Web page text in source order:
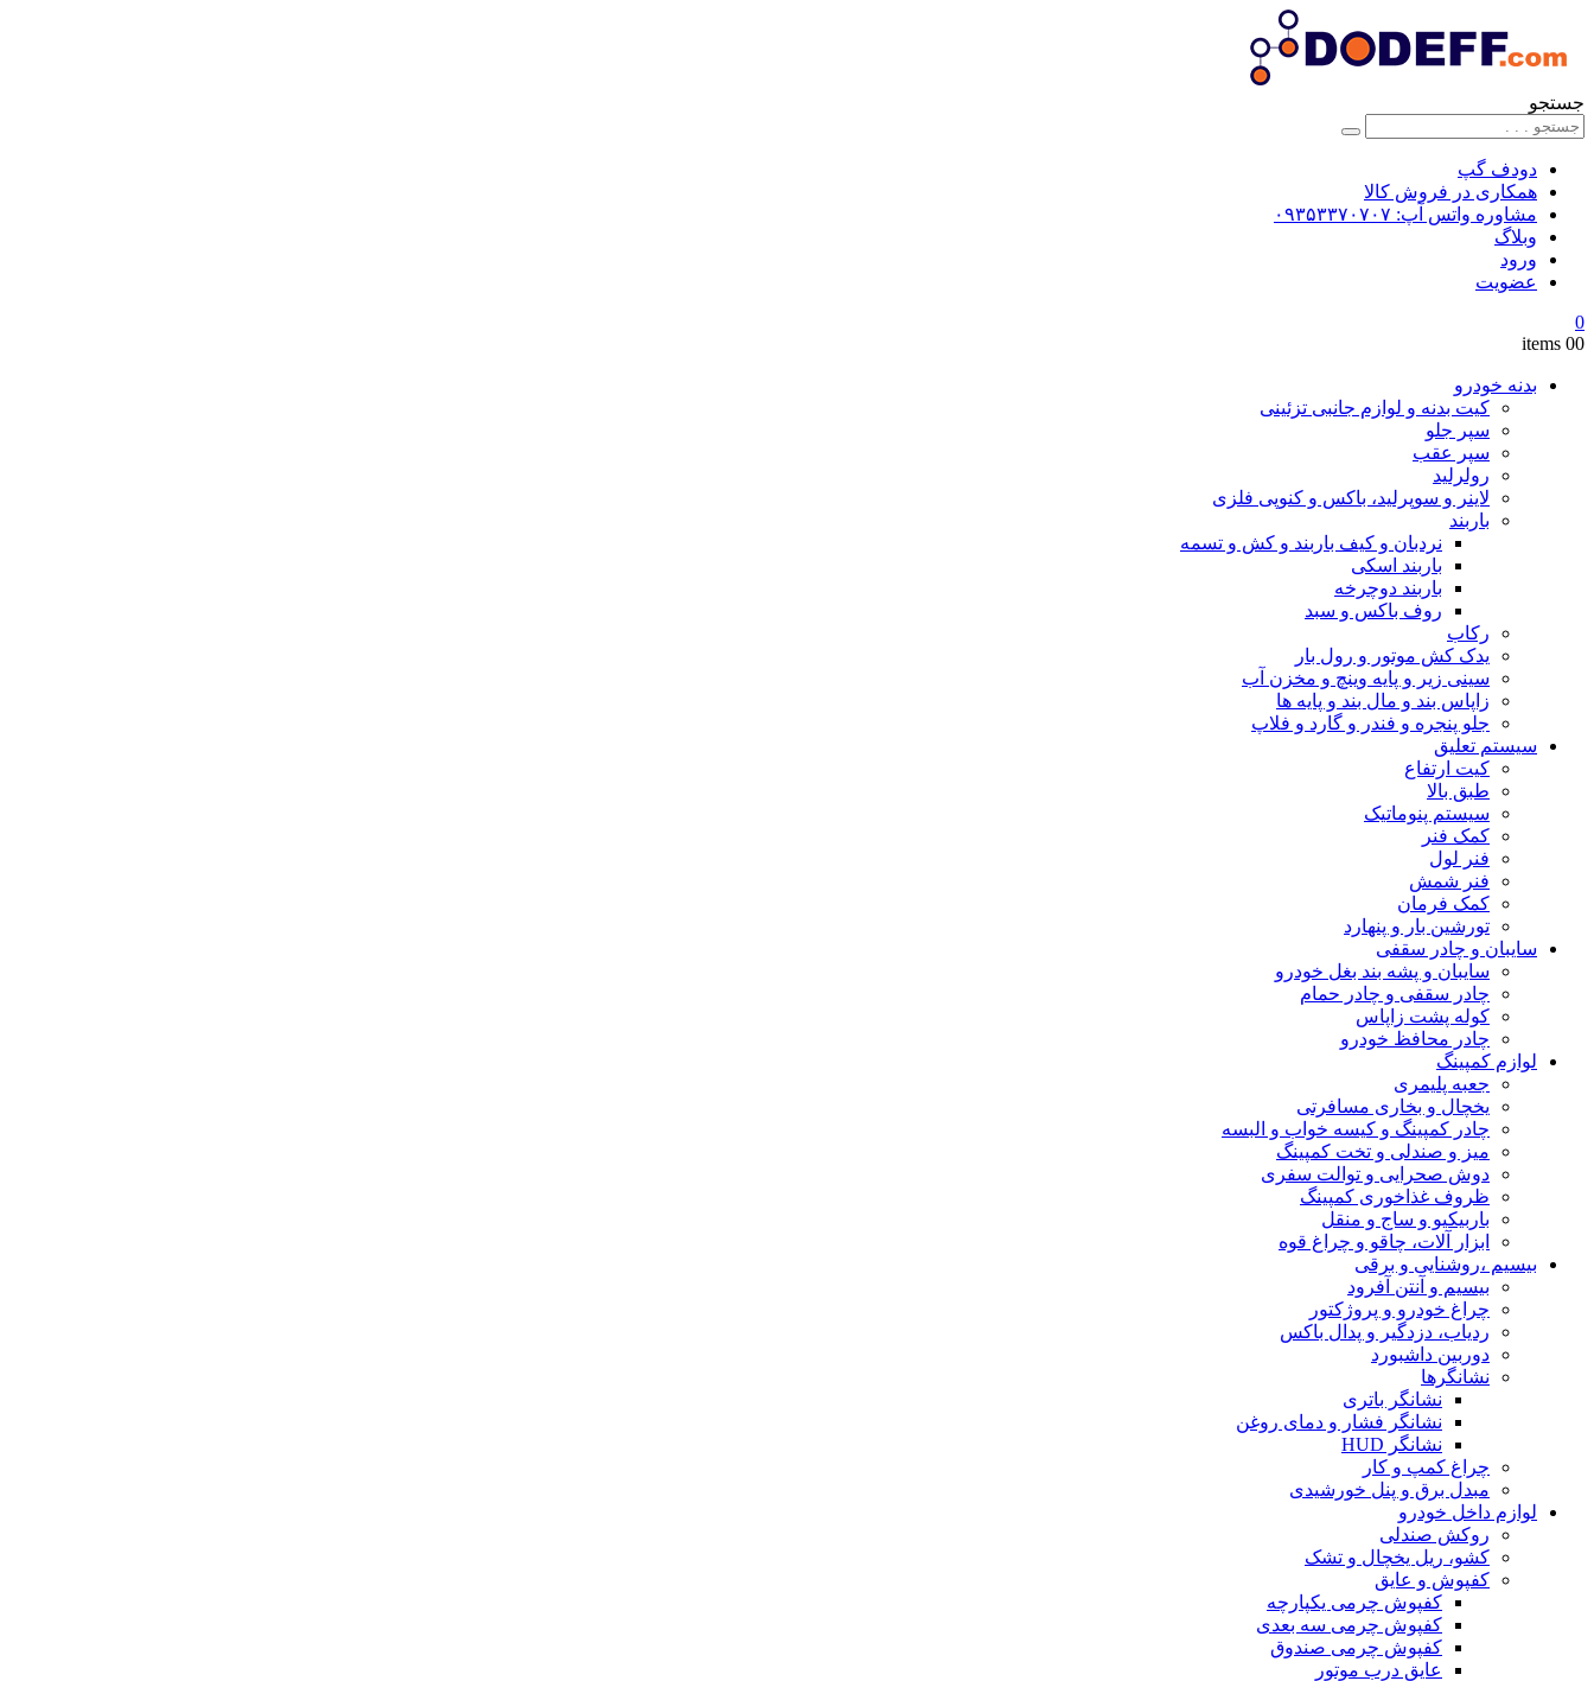
جستجو
دودف گپ
همکاری در فروش کالا
مشاوره واتس آپ: ۰۹۳۵۳۳۷۰۷۰۷
وبلاگ
ورود
عضویت
0
00 items
بدنه خودرو
کیت بدنه و لوازم جانبی تزئینی
سپر جلو
سپر عقب
رولرلید
لاینر و سوپرلید، باکس و کنوپی فلزی
باربند
نردبان و کیف باربند و کش و تسمه
باربند اسکی
باربند دوچرخه
روف باکس و سبد
رکاب
یدک کش موتور و رول بار
سینی زیر و پایه وینچ و مخزن آب
زاپاس بند و مال بند و پایه ها
جلو پنجره و فندر و گارد و فلاپ
سیستم تعلیق
کیت ارتفاع
طبق بالا
سیستم پنوماتیک
کمک فنر
فنر لول
فنر شمش
کمک فرمان
تورشین بار و پنهارد
سایبان و چادر سقفی
سایبان و پشه بند بغل خودرو
چادر سقفی و چادر حمام
کوله پشت زاپاس
چادر محافظ خودرو
لوازم کمپینگ
جعبه پلیمری
یخچال و بخاری مسافرتی
چادر کمپینگ و کیسه خواب و البسه
میز و صندلی و تخت کمپینگ
دوش صحرایی و توالت سفری
ظروف غذاخوری کمپینگ
باربیکیو و ساج و منقل
ابزار آلات، چاقو و چراغ قوه
بیسیم ،روشنایی و برقی
بیسیم و آنتن آفرود
چراغ خودرو و پروژکتور
ردیاب، دزدگیر و پدال باکس
دوربین داشبورد
نشانگرها
نشانگر باتری
نشانگر فشار و دمای روغن
نشانگر HUD
چراغ کمپ و کار
مبدل برق و پنل خورشیدی
لوازم داخل خودرو
روکش صندلی
کشو، ریل یخچال و تشک
کفپوش و عایق
کفپوش چرمی یکپارچه
کفپوش چرمی سه بعدی
کفپوش چرمی صندوق
عایق درب موتور